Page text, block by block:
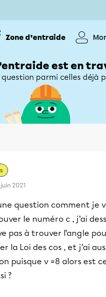
Zone d’entraide
est en
parmi celles déjà
2021
question comment je
le numéro c , j’ai
pas à trouver l’angle
la Loi des cos , et j’ai
puisque v =8 alors est
?